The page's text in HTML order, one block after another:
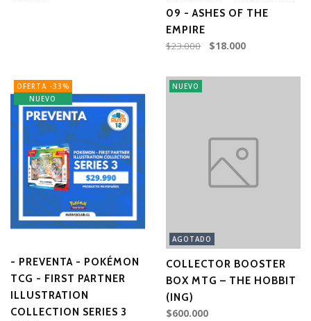
09 - ASHES OF THE
EMPIRE
$23.000
$18.000
OFERTA -33%
NUEVO
- PREVENTA - POKÉMON
TCG - FIRST PARTNER
ILLUSTRATION
COLLECTION SERIES 3
NUEVO
AGOTADO
COLLECTOR BOOSTER
BOX MTG – THE HOBBIT
(ING)
$600.000